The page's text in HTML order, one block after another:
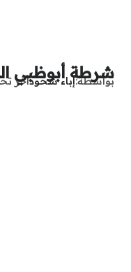
شرطة أبوظبي
بواسطةإباء شحودآخر